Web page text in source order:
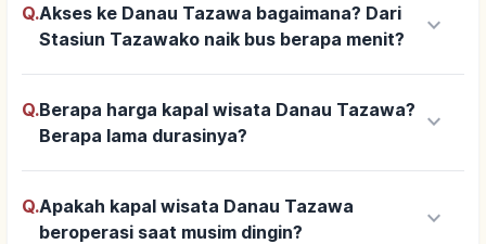
Q.Akses ke Danau Tazawa bagaimana? Dari
Stasiun Tazawako naik bus berapa menit?
keyboard_arrow_down
Q.Berapa harga kapal wisata Danau Tazawa?
Berapa lama durasinya?
keyboard_arrow_down
Q.Apakah kapal wisata Danau Tazawa
beroperasi saat musim dingin?
keyboard_arrow_down